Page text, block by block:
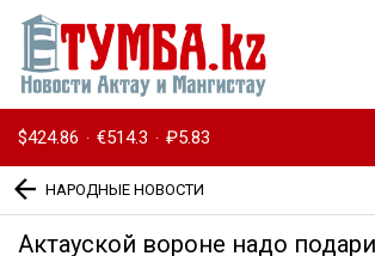
$424.86 · €514.3 · ₽5.83
НАРОДНЫЕ НОВОСТИ
Актауской вороне надо